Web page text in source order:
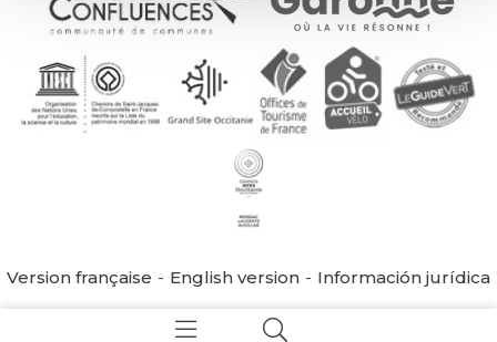
Version française English version Información jurídica